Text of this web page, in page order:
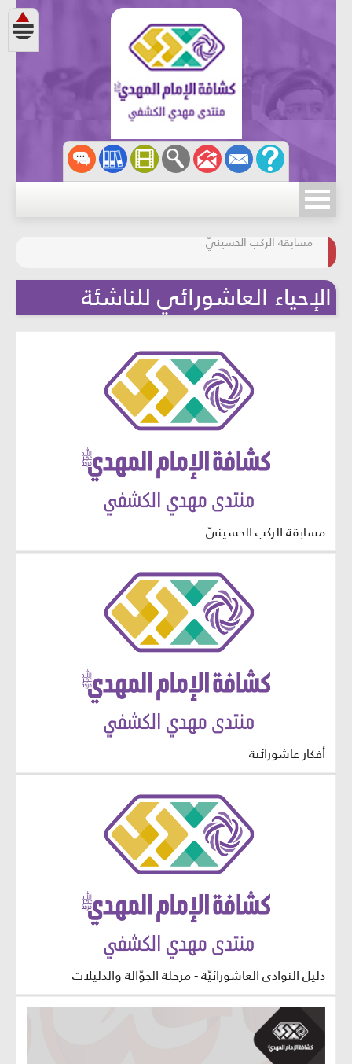
مسابقة الركب الحسينيّ
المحافظة على البيئة
الإحياء العاشورائي للناشئة
مسابقة الركب الحسينيّ
أفكار عاشورائية
دليل النوادي العاشورائيّة - مرحلة الجوّالة والدليلات